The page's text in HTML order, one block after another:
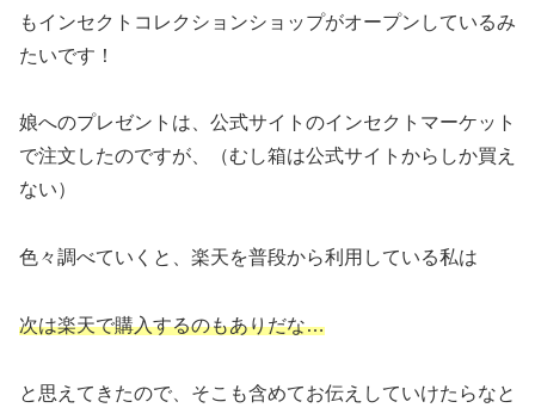
もインセクトコレクションショップがオープンしているみ
たいです！
娘へのプレゼントは、公式サイトのインセクトマーケット
で注文したのですが、（むし箱は公式サイトからしか買え
ない）
色々調べていくと、楽天を普段から利用している私は
次は楽天で購入するのもありだな…
と思えてきたので、そこも含めてお伝えしていけたらなと